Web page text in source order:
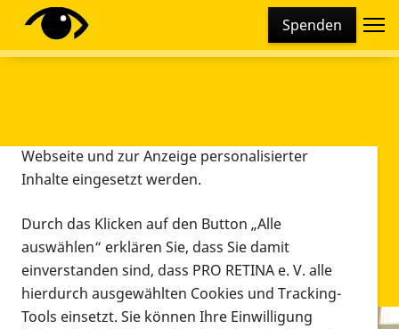
Spenden
Diese Webseite setzt verschiedene Cookies und
Tracking-Tools ein. Dies beinhaltet Cookies und
Webseite und zur Anzeige personalisierter
Inhalte eingesetzt werden.
Durch das Klicken auf den Button „Alle
auswählen“ erklären Sie, dass Sie damit
einverstanden sind, dass PRO RETINA e. V. alle
hierdurch ausgewählten Cookies und Tracking-
Tools einsetzt. Sie können Ihre Einwilligung